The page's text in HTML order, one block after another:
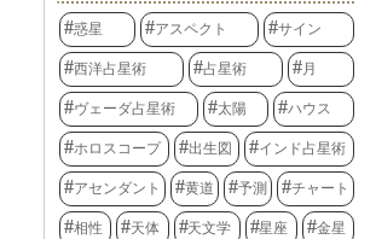
惑星 アスペクト サイン
西洋占星術 占星術 月
ヴェーダ占星術 太陽 ハウス
ホロスコープ 出生図 インド占星術
アセンダント 黄道 予測 チャート
相性 天体 天文学 星座 金星